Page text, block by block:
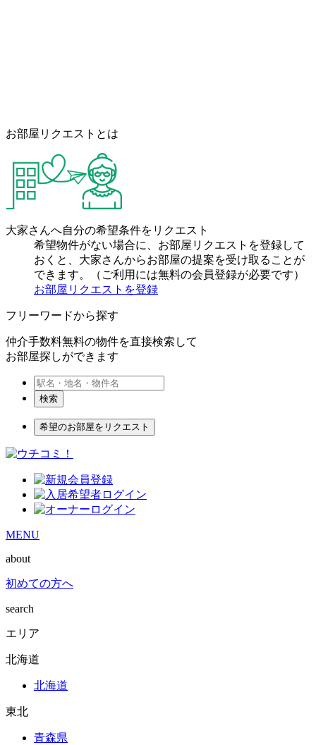
お部屋リクエストとは
大家さんへ自分の希望条件をリクエスト
希望物件がない場合に、お部屋リクエストを登録して
おくと、大家さんからお部屋の提案を受け取ることが
できます。（ご利用には無料の会員登録が必要です）
お部屋リクエストを登録
フリーワードから探す
仲介手数料無料の物件を直接検索して
お部屋探しができます
検索
希望のお部屋をリクエスト
MENU
about
初めての方へ
search
エリア
北海道
北海道
東北
青森県